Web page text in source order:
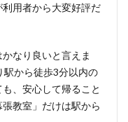
用者から大変好評だ
なり良いと言えま
駅から徒歩3分以内の
、安心して帰ること
教室」だけは駅から